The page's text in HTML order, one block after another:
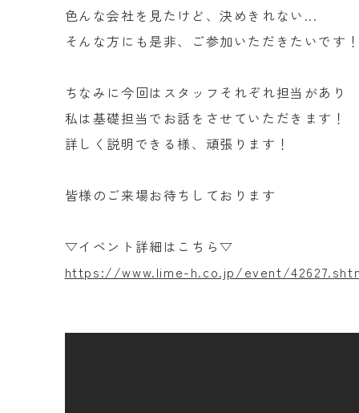
色んな会社を見たけど、決めきれない...
そんな方にも是非、ご参加いただきたいです
ちなみに今回はスタッフそれぞれ担当があり
私は基礎担当でお話をさせていただきます！
詳しく説明できる様、頑張ります！
皆様のご来場お待ちしております
▽イベント詳細はこちら▽
https://www.lime-h.co.jp/event/